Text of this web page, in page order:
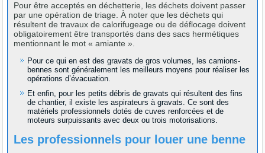
Pour être acceptés en déchetterie, les déchets doivent passer
par une opération de triage. À noter que les déchets qui
résultent de travaux de calorifugeage ou de déflocage doivent
obligatoirement être transportés dans des sacs hermétiques
mentionnant le mot « amiante ».
Pour ce qui en est des gravats de gros volumes, les camions-
bennes sont généralement les meilleurs moyens pour réaliser les
opérations d’évacuation.
Et enfin, pour les petits débris de gravats qui résultent des fins
de chantier, il existe les aspirateurs à gravats. Ce sont des
matériels professionnels dotés de cuves renforcées et de
moteurs surpuissants avec deux ou trois motorisations.
Les professionnels pour louer une benne